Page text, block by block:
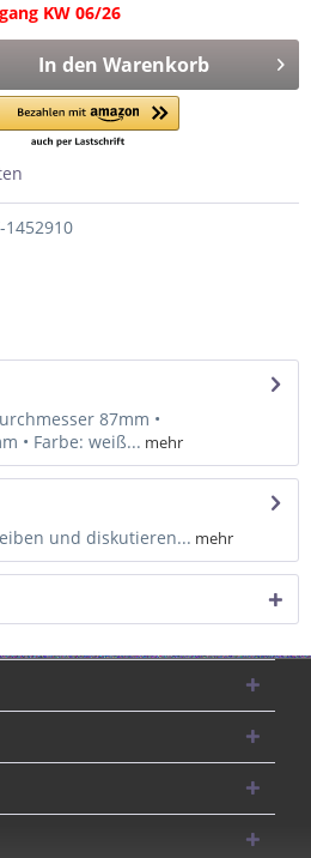
KW 06/26
In den Warenkorb
1452910
87mm •
• Farbe: weiß... mehr
und diskutieren... mehr